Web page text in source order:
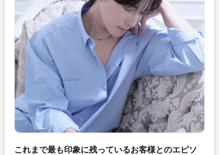
これまで最も印象に残っているお客様とのエピソ